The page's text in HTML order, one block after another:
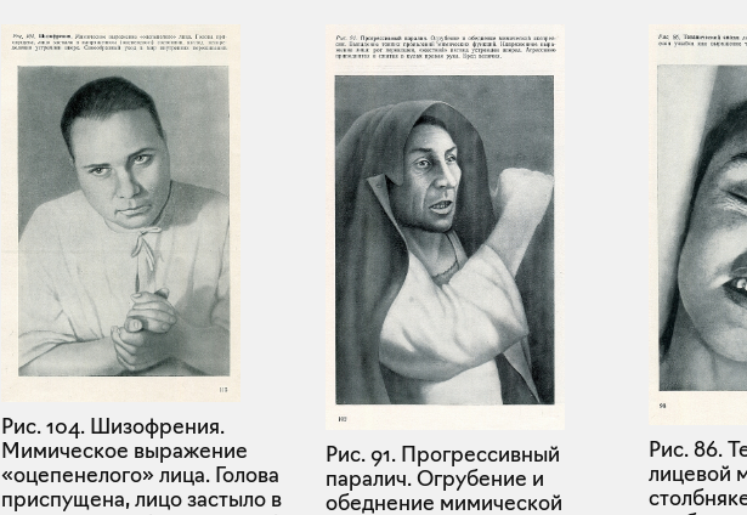
Рис. 104. Шизофрения.
Мимическое выражение
«оцепенелого» лица. Голова
приспущена, лицо застыло в
Рис. 91. Прогрессивный
паралич. Огрубение и
обеднение мимической
Рис. 86.
лицевой